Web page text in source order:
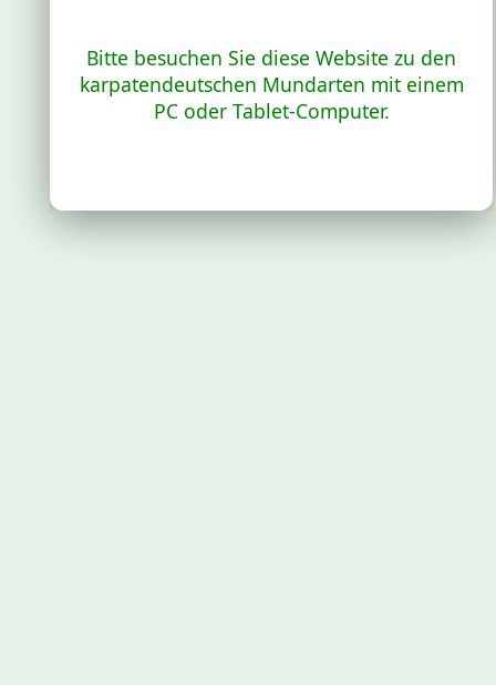
Bitte besuchen Sie diese Website zu den
karpatendeutschen Mundarten mit einem
PC oder Tablet-Computer.